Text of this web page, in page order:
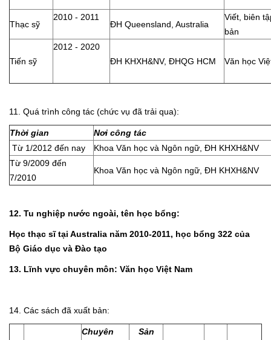
Thạc sỹ
2010 - 2011
ĐH Queensland, Australia
Viết, biên
bản
Tiến sỹ
2012 - 2020
ĐH KHXH&NV, ĐHQG HCM
Văn học
11. Quá trình công tác (chức vụ đã trải qua):
Thời gian
Nơi công tác
Từ 1/2012 đến nay
Khoa Văn học và Ngôn ngữ, ĐH KHXH&NV
Từ 9/2009 đến
7/2010
Khoa Văn học và Ngôn ngữ, ĐH KHXH&NV
12. Tu nghiệp nước ngoài, tên học bổng:
Học thạc sĩ tại Australia năm 2010-2011, học bổng 322 của
Bộ Giáo dục và Đào tạo
13. Lĩnh vực chuyên môn: Văn học Việt Nam
14. Các sách đã xuất bản:
Chuyên
Sản